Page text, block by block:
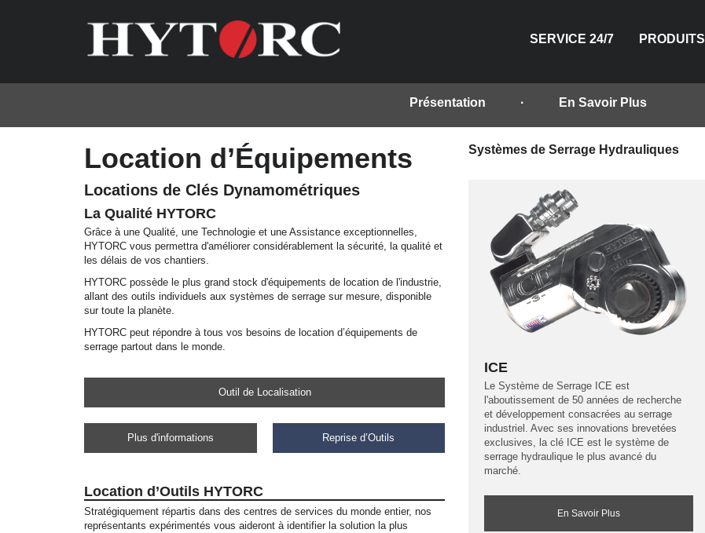
SERVICE 24/7 PRODUITS
Présentation En Savoir Plus
Location d’Équipements
Locations de Clés Dynamométriques
La Qualité HYTORC
Grâce à une Qualité, une Technologie et une Assistance exceptionnelles,
HYTORC vous permettra d'améliorer considérablement la sécurité, la qualité et
les délais de vos chantiers.
HYTORC possède le plus grand stock d'équipements de location de l'industrie,
allant des outils individuels aux systèmes de serrage sur mesure, disponible
sur toute la planète.
HYTORC peut répondre à tous vos besoins de location d’équipements de
serrage partout dans le monde.
Outil de Localisation
Plus d'informations Reprise d’Outils
Location d’Outils HYTORC
Stratégiquement répartis dans des centres de services du monde entier, nos
représentants expérimentés vous aideront à identifier la solution la plus
Systèmes de Serrage Hydrauliques
ICE
Le Système de Serrage ICE est
l'aboutissement de 50 années de recherche
et développement consacrées au serrage
industriel. Avec ses innovations brevetées
exclusives, la clé ICE est le système de
serrage hydraulique le plus avancé du
marché.
En Savoir Plus